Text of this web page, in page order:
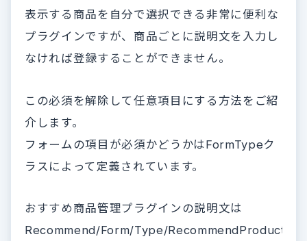
表示する商品を自分で選択できる非常に便利な
プラグインですが、商品ごとに説明文を入力し
なければ登録することができません。
この必須を解除して任意項目にする方法をご紹
介します。
フォームの項目が必須かどうかはFormTypeク
ラスによって定義されています。
おすすめ商品管理プラグインの説明文は
Recommend/Form/Type/